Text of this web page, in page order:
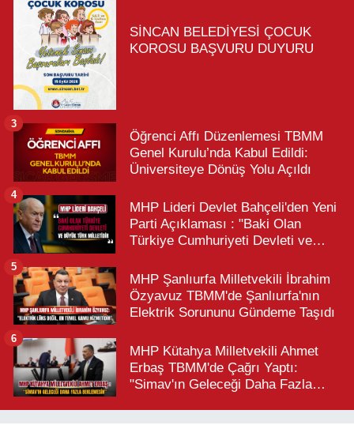
SİNCAN BELEDİYESİ ÇOCUK
KOROSU BAŞVURU DUYURU
Öğrenci Affı Düzenlemesi TBMM
Genel Kurulu’nda Kabul Edildi:
Üniversiteye Dönüş Yolu Açıldı
3
MHP Lideri Devlet Bahçeli'den Yeni
Parti Açıklaması : "Baki Olan
Türkiye Cumhuriyeti Devleti ve
4
MHP Şanlıurfa Milletvekili İbrahim
Özyavuz TBMM'de Şanlıurfa'nın
Elektrik Sorununu Gündeme Taşıdı
5
MHP Kütahya Milletvekili Ahmet
Erbaş TBMM'de Çağrı Yaptı:
"Simav'ın Geleceği Daha Fazla
6